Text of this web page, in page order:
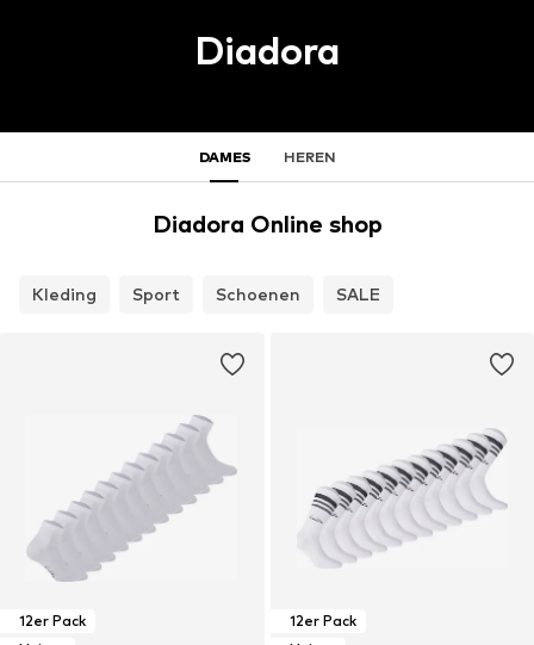
Diadora
DAMES HEREN
Diadora Online shop
Kleding Sport Schoenen SALE
12er Pack
12er Pack